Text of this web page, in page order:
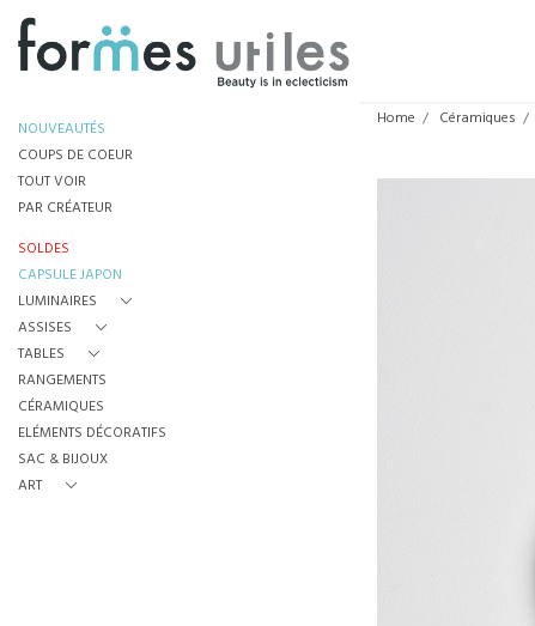
NOUVEAUTÉS
COUPS DE COEUR
TOUT VOIR
PAR CRÉATEUR
SOLDES
CAPSULE JAPON
LUMINAIRES
ASSISES
TABLES
RANGEMENTS
CÉRAMIQUES
ELÉMENTS DÉCORATIFS
SAC & BIJOUX
ART
Home Céramiques